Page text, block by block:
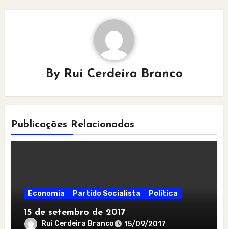
By Rui Cerdeira Branco
Publicações Relacionadas
Economia Partido Socialista Política
15 de setembro de 2017
Rui Cerdeira Branco 15/09/2017